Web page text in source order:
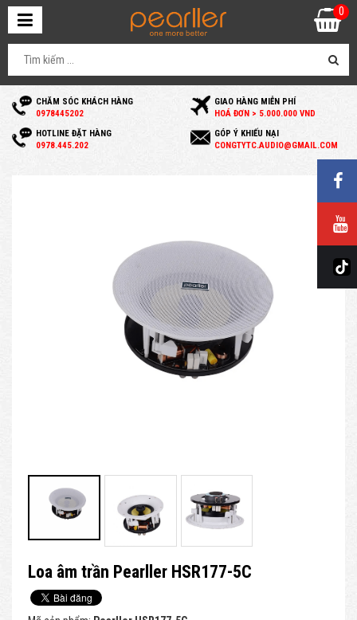
CHĂM SÓC KHÁCH HÀNG
0978445202
GIAO HÀNG MIỄN PHÍ
HOÁ ĐƠN > 5.000.000 VND
HOTLINE ĐẶT HÀNG
0978.445.202
GÓP Ý KHIẾU NẠI
CONGTYTC.AUDIO@GMAIL.COM
0
Loa âm trần Pearller HSR177-5C